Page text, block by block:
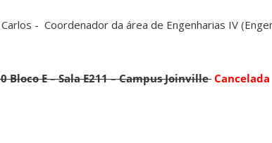
- Coordenador da área de Engenharias IV
Bloco E – Sala E211 – Campus Joinville Cancelada